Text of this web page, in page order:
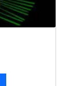
de prix : 12,00 €